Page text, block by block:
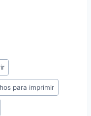
para imprimir